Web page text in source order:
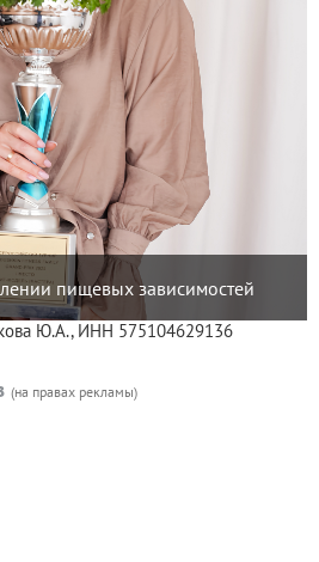
пищевых зависимостей
Ю.А., ИНН 575104629136
(на правах рекламы)